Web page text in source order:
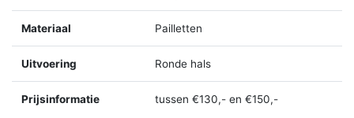
Materiaal Pailletten
Uitvoering Ronde hals
Prijsinformatie tussen €130,- en €150,-